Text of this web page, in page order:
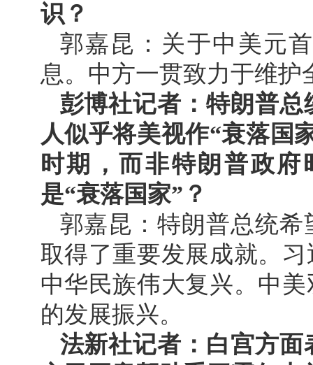
识？
郭嘉昆：关于中美元
息。中方一贯致力于维护
彭博社记者：特朗普
人似乎将美视作“衰落国
时期，而非特朗普政
是“衰落国家”？
郭嘉昆：特朗普总统
取得了重要发展成就。
中华民族伟大复兴。中
的发展振兴。
法新社记者：白宫方